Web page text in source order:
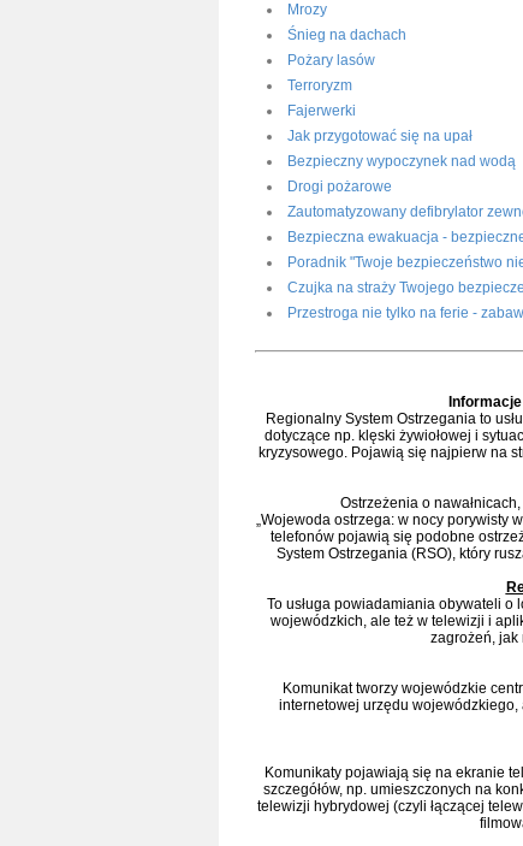
Mrozy
Śnieg na dachach
Pożary lasów
Terroryzm
Fajerwerki
Jak przygotować się na upał
Bezpieczny wypoczynek nad wodą
Drogi pożarowe
Zautomatyzowany defibrylator
Bezpieczna ewakuacja -
Poradnik "Twoje bezpieczeństwo
Czujka na straży Twojego
Przestroga nie tylko na ferie -
Regionalny System Ostrzegania to
dotyczące np. klęski żywiołowej i
kryzysowego. Pojawią się najpierw na
Ostrzeżenia o
„Wojewoda ostrzega: w nocy porywisty
telefonów pojawią się podobne
System Ostrzegania (RSO), który
To usługa powiadamiania obywateli
wojewódzkich, ale też w telewizji i
zagrożeń, jak
Komunikat tworzy wojewódzkie
internetowej urzędu
Komunikaty pojawiają się na ekranie
szczegółów, np. umieszczonych na
telewizji hybrydowej (czyli łączącej